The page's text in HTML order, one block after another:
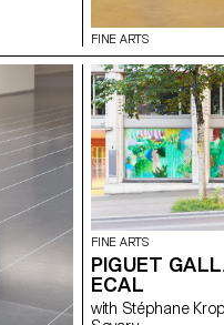
novembre.
FINE ARTS
FINE ARTS
PIGUET
ECAL
with Stéphane Kropf, Denis